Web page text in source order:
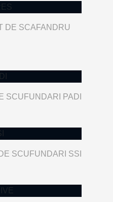
DE SCAFANDRU
SCUFUNDARI PADI
SCUFUNDARI SSI